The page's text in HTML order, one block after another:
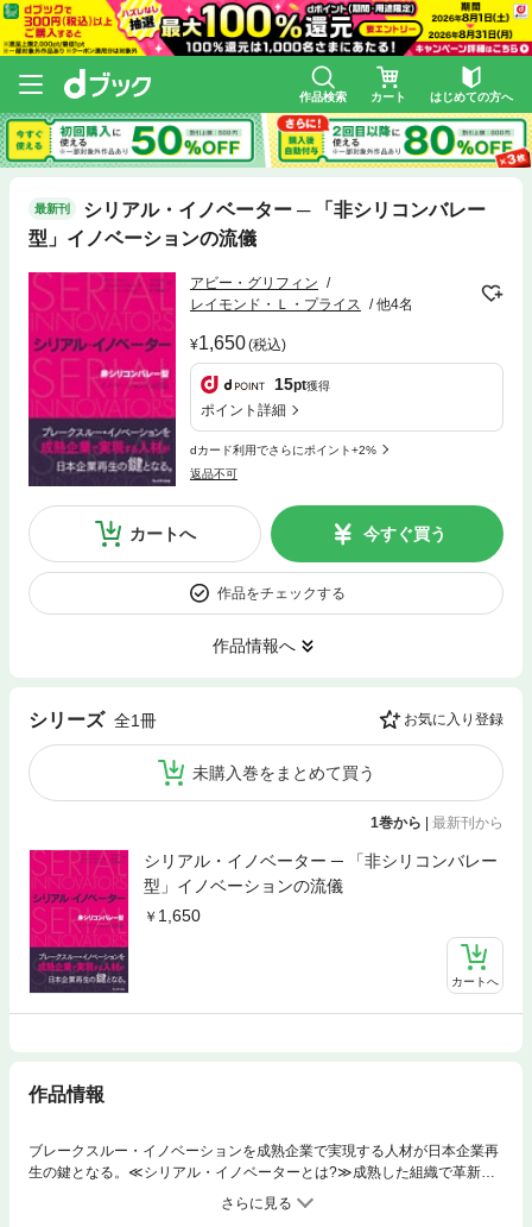
作品検索 カート はじめての方へ
最新刊
シリアル・イノベーター ─ 「非シリコンバレー
型」イノベーションの流儀
アビー・グリフィン
レイモンド・Ｌ・プライス
他4名
1,650(税込)
15pt獲得
ポイント詳細
dカード利用でさらにポイント+2%
返品不可
カートへ 今すぐ買う
作品をチェックする
作品情報へ
シリーズ 全1冊 お気に入り登録
未購入巻をまとめて買う
1巻から | 最新刊から
シリアル・イノベーター ─ 「非シリコンバレー
型」イノベーションの流儀
1,650
カートへ
作品情報
ブレークスルー・イノベーションを成熟企業で実現する人材が日本企業再
生の鍵となる。≪シリアル・イノベーターとは?≫成熟した組織で革新的
製品・サービスを生み出す実践的手法の担い手。 1）重要な課題を解決
するアイデアを思い付き、 2）その実現に欠かせない新技術を開発し、